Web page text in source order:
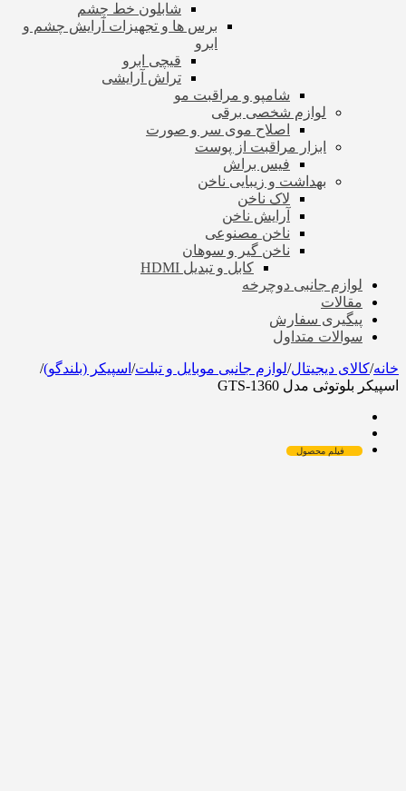
شابلون خط چشم
برس ها و تجهیزات آرایش چشم و
ابرو
قیچی ابرو
تراش آرایشی
شامپو و مراقبت مو
لوازم شخصی برقی
اصلاح موی سر و صورت
ابزار مراقبت از پوست
فیس براش
بهداشت و زیبایی ناخن
لاک ناخن
آرایش ناخن
ناخن مصنوعی
ناخن گیر و سوهان
کابل و تبدیل HDMI
لوازم جانبی دوچرخه
مقالات
پیگیری سفارش
سوالات متداول
خانه/کالای دیجیتال/لوازم جانبی موبایل و تبلت/ اسپیکر (بلندگو)/
اسپیکر بلوتوثی مدل GTS-1360
فیلم محصول